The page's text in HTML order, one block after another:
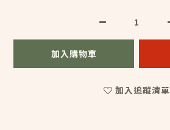
加入購物車
加入追蹤清單